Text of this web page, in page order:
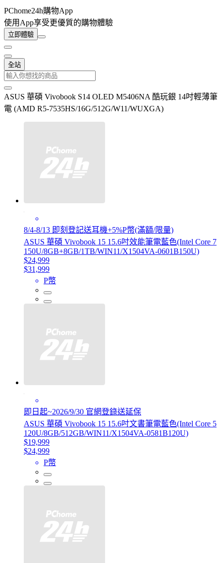
PChome24h購物App
使用App享受更優質的購物體驗
立即體驗
全站
ASUS 華碩 Vivobook S14 OLED M5406NA 酷玩銀 14吋輕薄筆
電 (AMD R5-7535HS/16G/512G/W11/WUXGA)
8/4-8/13 即刻登記送耳機+5%P幣(滿額/限量)
ASUS 華碩 Vivobook 15 15.6吋效能筆電藍色(Intel Core 7
150U/8GB+8GB/1TB/WIN11/X1504VA-0601B150U)
$24,999
$31,999
P幣
即日起~2026/9/30 官網登錄送延保
ASUS 華碩 Vivobook 15 15.6吋文書筆電藍色(Intel Core 5
120U/8GB/512GB/WIN11/X1504VA-0581B120U)
$19,999
$24,999
P幣